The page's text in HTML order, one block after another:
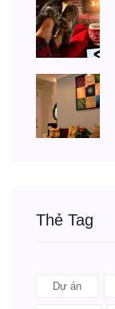
Thẻ Tag
Dự án